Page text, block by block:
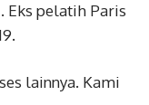
Eks pelatih Paris
lainnya. Kami